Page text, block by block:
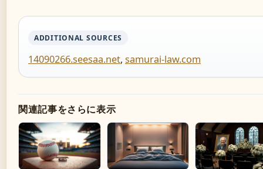
ADDITIONAL SOURCES
14090266.seesaa.net, samurai-law.com
関連記事をさらに表示